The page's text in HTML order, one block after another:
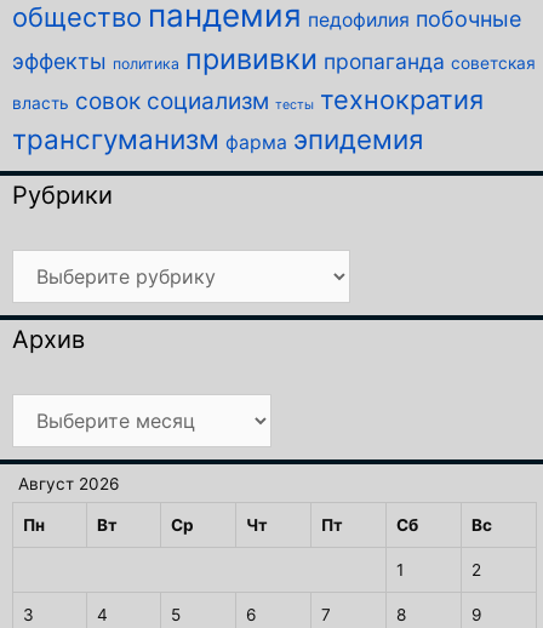
общество пандемия педофилия побочные
эффекты политика прививки пропаганда советская
власть совок социализм тесты технократия
трансгуманизм фарма эпидемия
Рубрики
Рубрики
Архив
Архив
Август 2026
Пн Вт Ср Чт Пт Сб Вс
1 2
3 4 5 6 7 8 9